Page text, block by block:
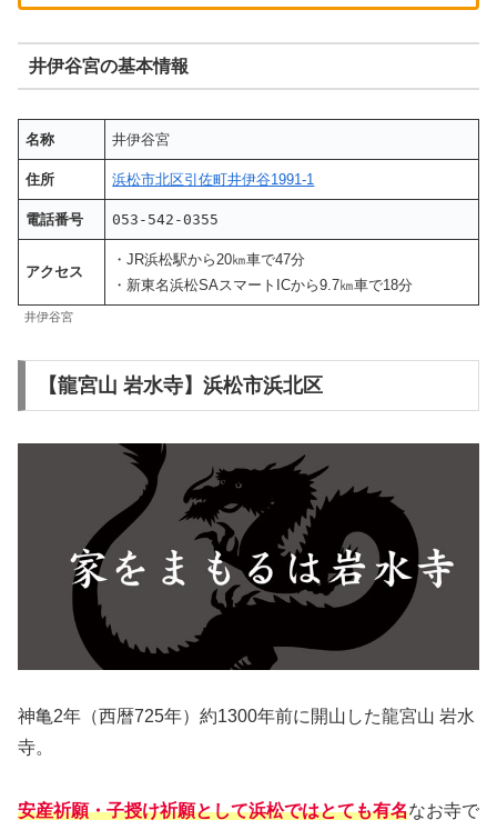
井伊谷宮の基本情報
名称 井伊谷宮
住所 浜松市北区引佐町井伊谷1991-1
電話番号 053-542-0355
アクセス
・JR浜松駅から20㎞車で47分
・新東名浜松SAスマートICから9.7㎞車で18分
井伊谷宮
【龍宮山 岩水寺】浜松市浜北区
神亀2年（西暦725年）約1300年前に開山した龍宮山 岩水
寺。
安産祈願・子授け祈願として浜松ではとても有名なお寺で